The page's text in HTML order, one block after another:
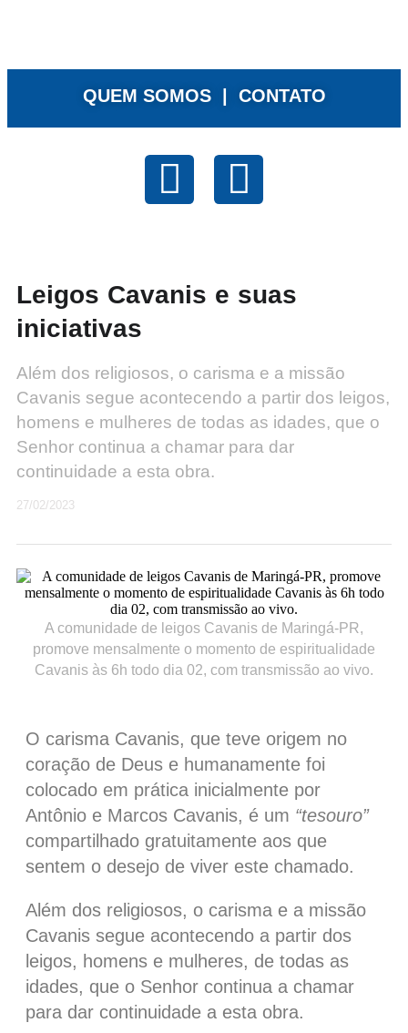
QUEM SOMOS | CONTATO
Leigos Cavanis e suas
iniciativas
Além dos religiosos, o carisma e a missão
Cavanis segue acontecendo a partir dos leigos,
homens e mulheres de todas as idades, que o
Senhor continua a chamar para dar
continuidade a esta obra.
27/02/2023
A comunidade de leigos Cavanis de Maringá-PR,
promove mensalmente o momento de espiritualidade
Cavanis às 6h todo dia 02, com transmissão ao vivo.
O carisma Cavanis, que teve origem no
coração de Deus e humanamente foi
colocado em prática inicialmente por
Antônio e Marcos Cavanis, é um “tesouro”
compartilhado gratuitamente aos que
sentem o desejo de viver este chamado.
Além dos religiosos, o carisma e a missão
Cavanis segue acontecendo a partir dos
leigos, homens e mulheres, de todas as
idades, que o Senhor continua a chamar
para dar continuidade a esta obra.